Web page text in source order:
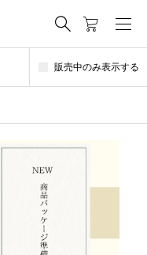
販売中のみ表示する